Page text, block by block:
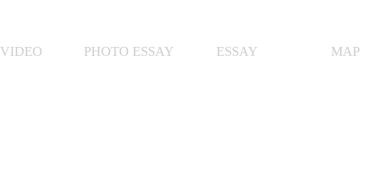
VIDEO PHOTO ESSAY ESSAY MAP